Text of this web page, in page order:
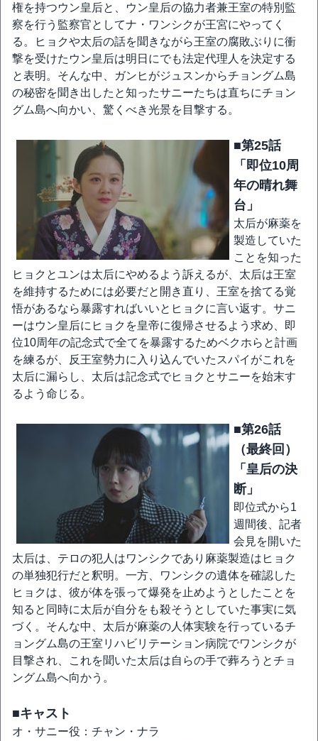
権を持つウン皇后と、ウン皇后の協力者兼王室の特別監
察を行う監察官としてナ・ワンシクが王宮にやってく
る。ヒョクや太后の話を聞きながら王室の腐敗ぶりに衝
撃を受けたウン皇后は明日にでも法定代理人を決定する
と表明。そんな中、ガンヒがジュスンからチョングム島
の秘密を聞き出したと知ったサニーたちは直ちにチョン
グム島へ向かい、驚くべき光景を目撃する。
■第25話
「即位10周
年の晴れ舞
台」
太后が麻薬を
製造していた
ことを知った
ヒョクとユンは太后にやめるよう訴えるが、太后は王室
を維持するためには必要だと開き直り、王室を捨てる覚
悟があるなら暴露すればいいとヒョクに言い返す。サニ
ーはウン皇后にヒョクを皇帝に復帰させるよう求め、即
位10周年の記念式で全てを暴露するためベクホらと計画
を練るが、反王室勢力に入り込んでいたスパイがこれを
太后に漏らし、太后は記念式でヒョクとサニーを始末す
るよう命じる。
■第26話
（最終回）
「皇后の決
断」
即位式から1
週間後、記者
会見を開いた
太后は、テロの犯人はワンシクであり麻薬製造はヒョク
の単独犯行だと釈明。一方、ワンシクの遺体を確認した
ヒョクは、彼が体を張って爆発を止めようとしたことを
知ると同時に太后が自分をも殺そうとしていた事実に気
づく。そんな中、太后が麻薬の人体実験を行っているチ
ョングム島の王室リハビリテーション病院でワンシクが
目撃され、これを聞いた太后は自らの手で葬ろうとチョ
ングム島へ向かう。
■キャスト
オ・サニー役：チャン・ナラ